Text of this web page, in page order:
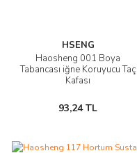
HSENG
Haosheng 001 Boya
Tabancası iğne Koruyucu Taç
Kafası
93,24 TL